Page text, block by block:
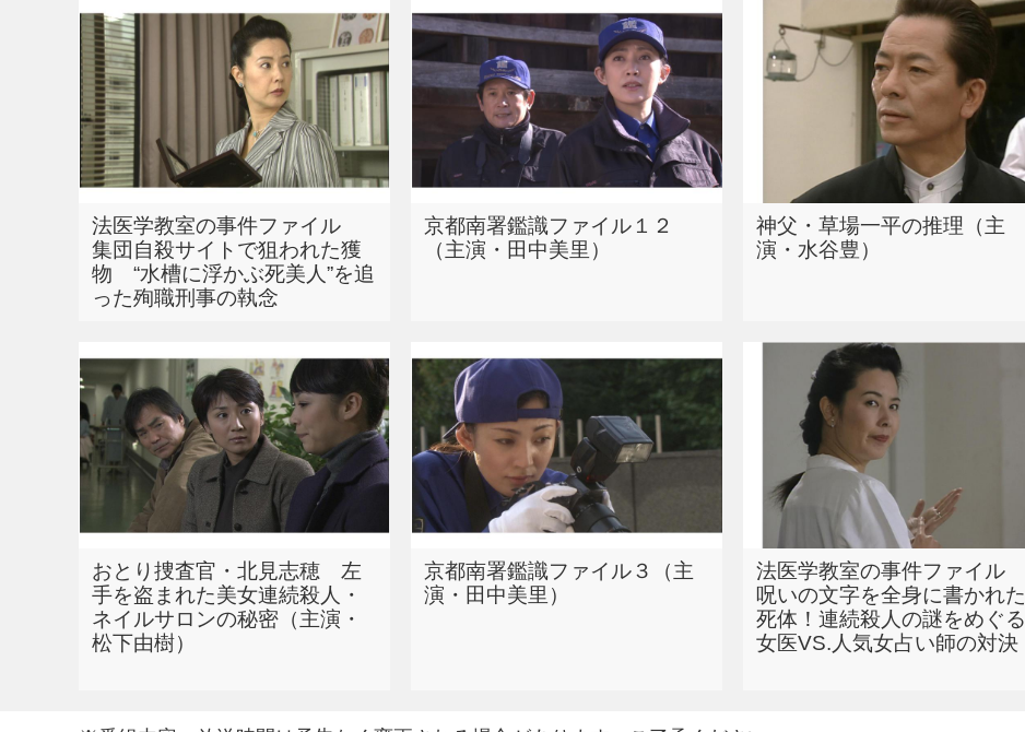
法医学教室の事件ファイル
集団自殺サイトで狙われた獲
物 “水槽に浮かぶ死美人”を追
った殉職刑事の執念
京都南署鑑識ファイル１２
（主演・田中美里）
神父・草場一平の推理（主
演・水谷豊）
おとり捜査官・北見志穂 左
手を盗まれた美女連続殺人・
ネイルサロンの秘密（主演・
松下由樹）
京都南署鑑識ファイル３（主
演・田中美里）
法医学教室の事件ファイル
呪いの文字を全身に書かれた
死体！連続殺人の謎をめぐる
女医VS.人気女占い師の対決